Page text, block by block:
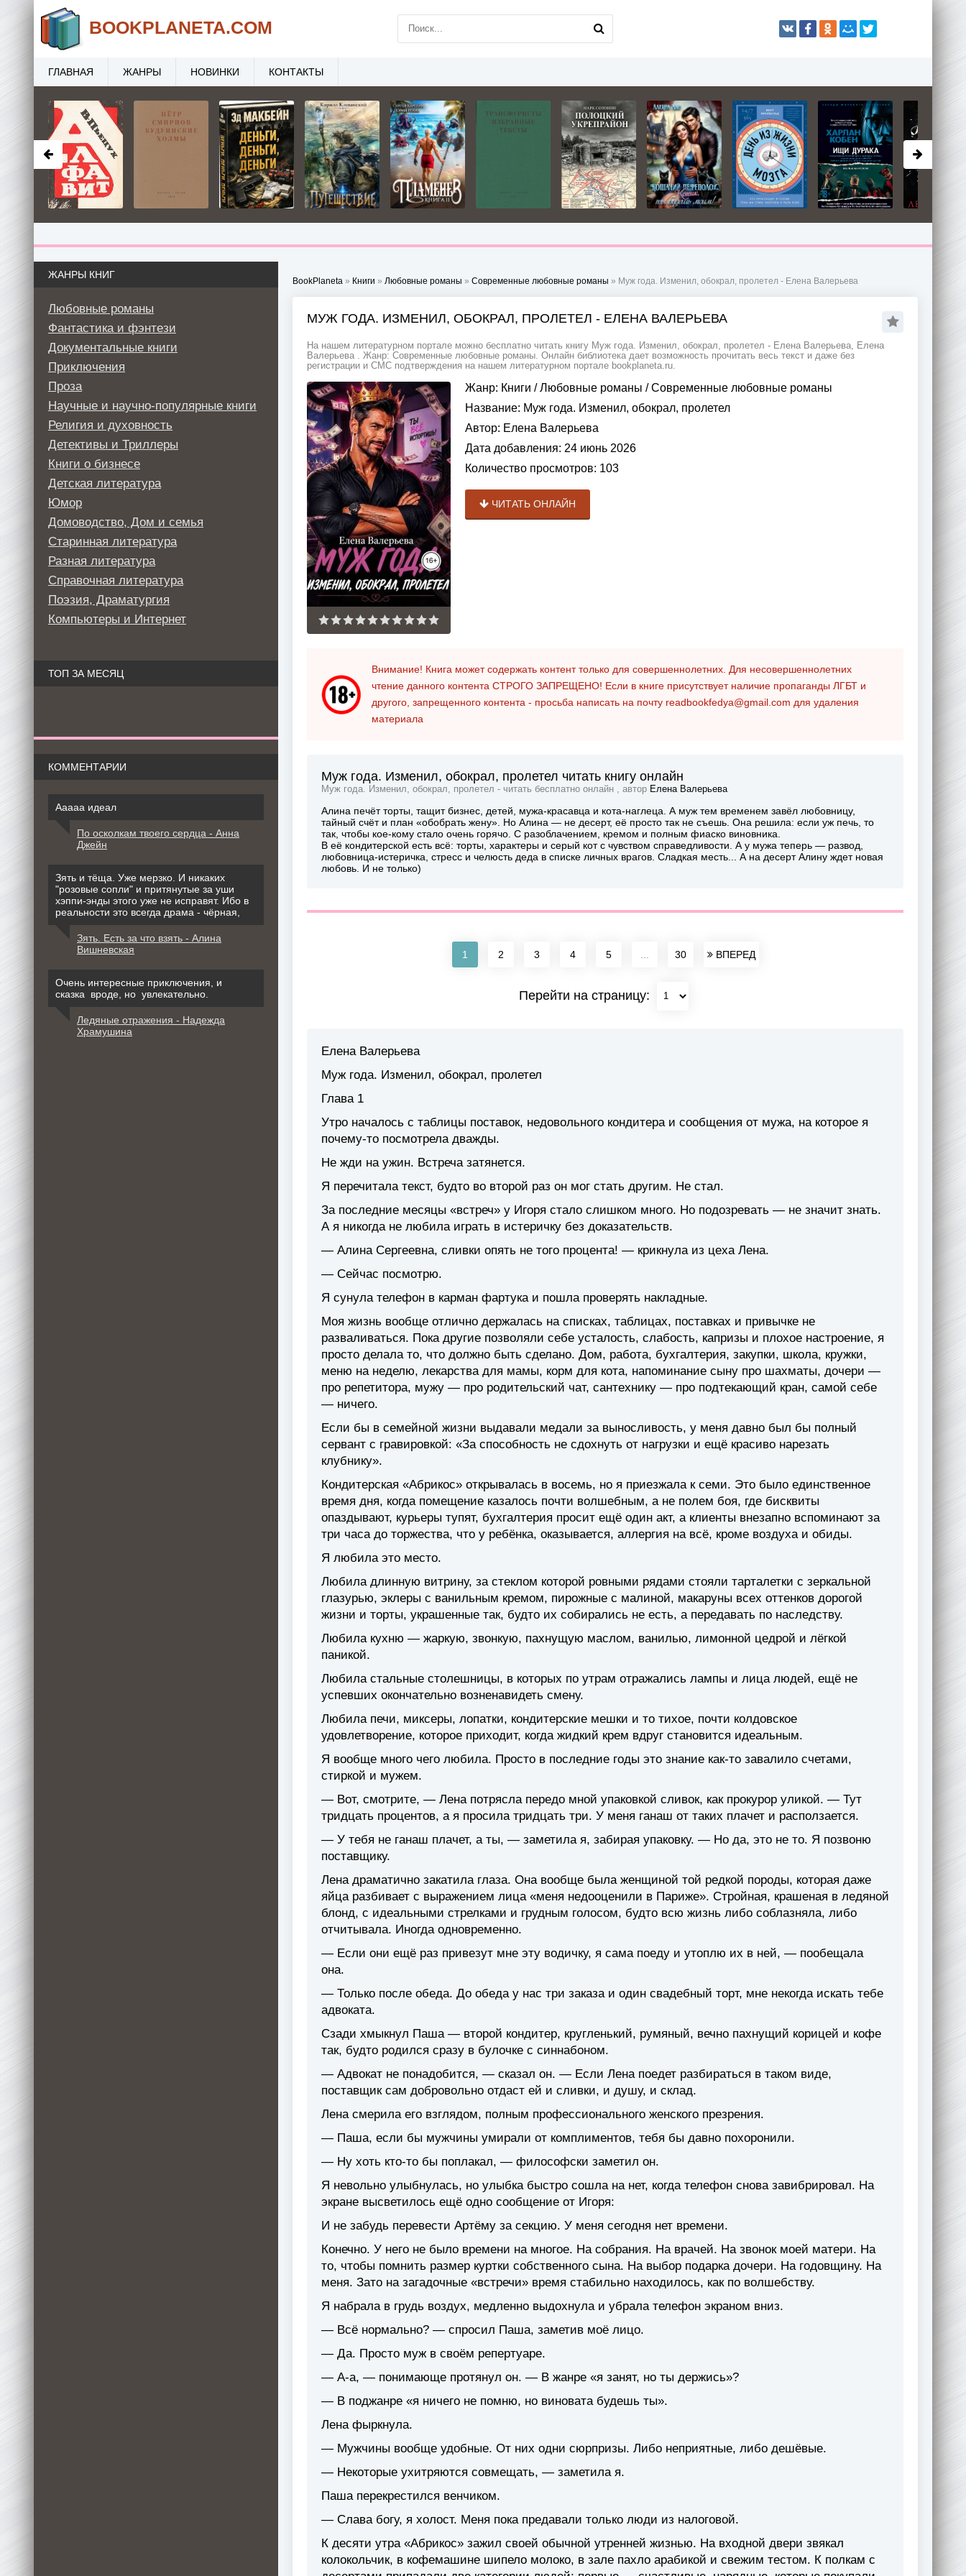
BookPlaneta » Книги » Любовные романы » Современные любовные романы » Муж года. Изменил, обокрал, пролетел - Елена Валерьева
МУЖ ГОДА. ИЗМЕНИЛ, ОБОКРАЛ, ПРОЛЕТЕЛ - ЕЛЕНА ВАЛЕРЬЕВА
На нашем литературном портале можно бесплатно читать книгу Муж года. Изменил, обокрал, пролетел - Елена Валерьева, Елена
Валерьева . Жанр: Современные любовные романы. Онлайн библиотека дает возможность прочитать весь текст и даже без
регистрации и СМС подтверждения на нашем литературном портале bookplaneta.ru.
Жанр: Книги /Любовные романы /Современные любовные романы
Название: Муж года. Изменил, обокрал, пролетел
Автор: Елена Валерьева
Дата добавления: 24 июнь 2026
Количество просмотров: 103
ЧИТАТЬ ОНЛАЙН
Внимание! Книга может содержать контент только для совершеннолетних. Для несовершеннолетних
чтение данного контента СТРОГО ЗАПРЕЩЕНО! Если в книге присутствует наличие пропаганды ЛГБТ и
другого, запрещенного контента - просьба написать на почту readbookfedya@gmail.com для удаления
материала
Муж года. Изменил, обокрал, пролетел читать книгу онлайн
Муж года. Изменил, обокрал, пролетел - читать бесплатно онлайн , автор Елена Валерьева
Алина печёт торты, тащит бизнес, детей, мужа-красавца и кота-наглеца. А муж тем временем завёл любовницу,
тайный счёт и план «обобрать жену». Но Алина — не десерт, её просто так не съешь. Она решила: если уж печь, то
так, чтобы кое-кому стало очень горячо. С разоблачением, кремом и полным фиаско виновника.
В её кондитерской есть всё: торты, характеры и серый кот с чувством справедливости. А у мужа теперь — развод,
любовница-истеричка, стресс и челюсть деда в списке личных врагов. Сладкая месть... А на десерт Алину ждет новая
любовь. И не только)
1 2 3 4 5 30 ВПЕРЕД
Перейти на страницу:
Елена Валерьева
Муж года. Изменил, обокрал, пролетел
Глава 1
Утро началось с таблицы поставок, недовольного кондитера и сообщения от мужа, на которое я
почему-то посмотрела дважды.
Не жди на ужин. Встреча затянется.
Я перечитала текст, будто во второй раз он мог стать другим. Не стал.
За последние месяцы «встреч» у Игоря стало слишком много. Но подозревать — не значит знать.
А я никогда не любила играть в истеричку без доказательств.
— Алина Сергеевна, сливки опять не того процента! — крикнула из цеха Лена.
— Сейчас посмотрю.
Я сунула телефон в карман фартука и пошла проверять накладные.
Моя жизнь вообще отлично держалась на списках, таблицах, поставках и привычке не
разваливаться. Пока другие позволяли себе усталость, слабость, капризы и плохое настроение, я
просто делала то, что должно быть сделано. Дом, работа, бухгалтерия, закупки, школа, кружки,
меню на неделю, лекарства для мамы, корм для кота, напоминание сыну про шахматы, дочери —
про репетитора, мужу — про родительский чат, сантехнику — про подтекающий кран, самой себе
— ничего.
Если бы в семейной жизни выдавали медали за выносливость, у меня давно был бы полный
сервант с гравировкой: «За способность не сдохнуть от нагрузки и ещё красиво нарезать
клубнику».
Кондитерская «Абрикос» открывалась в восемь, но я приезжала к семи. Это было единственное
время дня, когда помещение казалось почти волшебным, а не полем боя, где бисквиты
опаздывают, курьеры тупят, бухгалтерия просит ещё один акт, а клиенты внезапно вспоминают за
три часа до торжества, что у ребёнка, оказывается, аллергия на всё, кроме воздуха и обиды.
Я любила это место.
Любила длинную витрину, за стеклом которой ровными рядами стояли тарталетки с зеркальной
глазурью, эклеры с ванильным кремом, пирожные с малиной, макаруны всех оттенков дорогой
жизни и торты, украшенные так, будто их собирались не есть, а передавать по наследству.
Любила кухню — жаркую, звонкую, пахнущую маслом, ванилью, лимонной цедрой и лёгкой
паникой.
Любила стальные столешницы, в которых по утрам отражались лампы и лица людей, ещё не
успевших окончательно возненавидеть смену.
Любила печи, миксеры, лопатки, кондитерские мешки и то тихое, почти колдовское
удовлетворение, которое приходит, когда жидкий крем вдруг становится идеальным.
Я вообще много чего любила. Просто в последние годы это знание как-то завалило счетами,
стиркой и мужем.
— Вот, смотрите, — Лена потрясла передо мной упаковкой сливок, как прокурор уликой. — Тут
тридцать процентов, а я просила тридцать три. У меня ганаш от таких плачет и расползается.
— У тебя не ганаш плачет, а ты, — заметила я, забирая упаковку. — Но да, это не то. Я позвоню
поставщику.
Лена драматично закатила глаза. Она вообще была женщиной той редкой породы, которая даже
яйца разбивает с выражением лица «меня недооценили в Париже». Стройная, крашеная в ледяной
блонд, с идеальными стрелками и грудным голосом, будто всю жизнь либо соблазняла, либо
отчитывала. Иногда одновременно.
— Если они ещё раз привезут мне эту водичку, я сама поеду и утоплю их в ней, — пообещала
она.
— Только после обеда. До обеда у нас три заказа и один свадебный торт, мне некогда искать тебе
адвоката.
Сзади хмыкнул Паша — второй кондитер, кругленький, румяный, вечно пахнущий корицей и кофе
так, будто родился сразу в булочке с синнабоном.
— Адвокат не понадобится, — сказал он. — Если Лена поедет разбираться в таком виде,
поставщик сам добровольно отдаст ей и сливки, и душу, и склад.
Лена смерила его взглядом, полным профессионального женского презрения.
— Паша, если бы мужчины умирали от комплиментов, тебя бы давно похоронили.
— Ну хоть кто-то бы поплакал, — философски заметил он.
Я невольно улыбнулась, но улыбка быстро сошла на нет, когда телефон снова завибрировал. На
экране высветилось ещё одно сообщение от Игоря:
И не забудь перевести Артёму за секцию. У меня сегодня нет времени.
Конечно. У него не было времени на многое. На собрания. На врачей. На звонок моей матери. На
то, чтобы помнить размер куртки собственного сына. На выбор подарка дочери. На годовщину. На
меня. Зато на загадочные «встречи» время стабильно находилось, как по волшебству.
Я набрала в грудь воздух, медленно выдохнула и убрала телефон экраном вниз.
— Всё нормально? — спросил Паша, заметив моё лицо.
— Да. Просто муж в своём репертуаре.
— А-а, — понимающе протянул он. — В жанре «я занят, но ты держись»?
— В поджанре «я ничего не помню, но виновата будешь ты».
Лена фыркнула.
— Мужчины вообще удобные. От них одни сюрпризы. Либо неприятные, либо дешёвые.
— Некоторые ухитряются совмещать, — заметила я.
Паша перекрестился венчиком.
— Слава богу, я холост. Меня пока предавали только люди из налоговой.
К десяти утра «Абрикос» зажил своей обычной утренней жизнью. На входной двери звякал
колокольчик, в кофемашине шипело молоко, в зале пахло арабикой и свежим тестом. К полкам с
ЖАНРЫ КНИГ
Любовные романы
Фантастика и фэнтези
Документальные книги
Приключения
Проза
Научные и научно-популярные книги
Религия и духовность
Детективы и Триллеры
Книги о бизнесе
Детская литература
Юмор
Домоводство, Дом и семья
Старинная литература
Разная литература
Справочная литература
Поэзия, Драматургия
Компьютеры и Интернет
ТОП ЗА МЕСЯЦ
КОММЕНТАРИИ
Ааааа идеал
По осколкам твоего сердца - Анна
Джейн
Зять и тёща. Уже мерзко. И никаких
"розовые сопли" и притянутые за уши
хэппи-энды этого уже не исправят. Ибо в
реальности это всегда драма - чёрная,
Зять. Есть за что взять - Алина
Вишневская
Очень интересные приключения, и
сказка вроде, но увлекательно.
Ледяные отражения - Надежда
Храмушина
BOOKPLANETA.COM
ГЛАВНАЯ ЖАНРЫ НОВИНКИ КОНТАКТЫ